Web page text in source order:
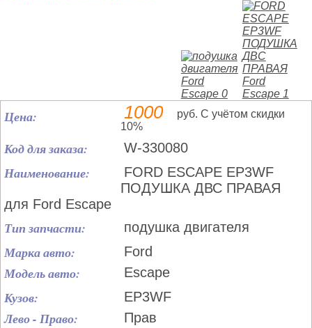
Цена: 1000
руб. С учётом скидки
10%
Код для заказа: W-330080
Наименование:
FORD ESCAPE EP3WF
ПОДУШКА ДВС ПРАВАЯ
для Ford Escape
Тип запчасти: подушка двигателя
Марка авто: Ford
Модель авто: Escape
Кузов: EP3WF
Лево - Право: Прав